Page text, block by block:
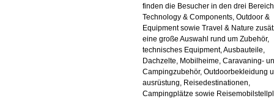
finden die Besucher in den drei
Technology & Components, Outdoor &
Equipment sowie Travel & Nature
eine große Auswahl rund um Zubehör,
technisches Equipment, Ausbauteile,
Dachzelte, Mobilheime, Caravaning-
Campingzubehör, Outdoorbekleidung
ausrüstung, Reisedestinationen,
Campingplätze sowie